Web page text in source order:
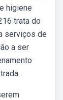
higiene
trata do
serviços de
a ser